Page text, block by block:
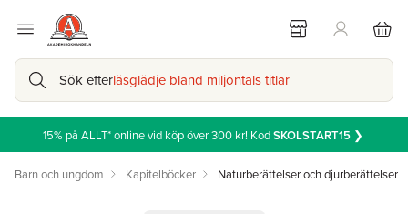
Sök efterläsglädje bland miljontals titlar
15% på ALLT* online vid köp över 300 kr! KodSKOLSTART15❯
Barn och ungdom Kapitelböcker Naturberättelser och djurberättelser